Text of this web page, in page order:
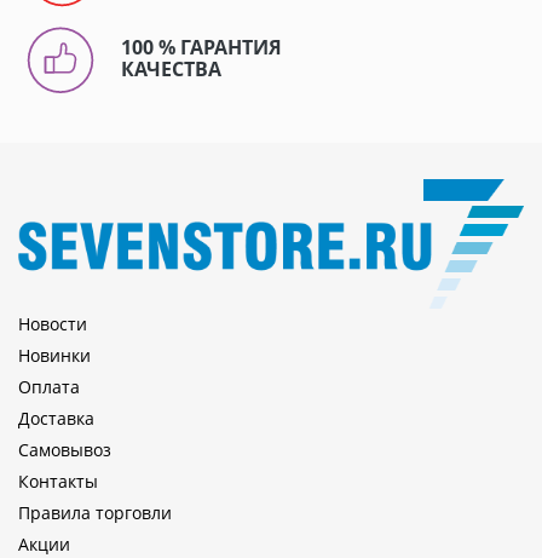
100 % ГАРАНТИЯ
КАЧЕСТВА
Новости
Новинки
Оплата
Доставка
Самовывоз
Контакты
Правила торговли
Акции